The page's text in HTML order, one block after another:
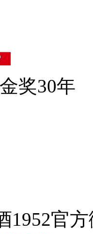
奖30年
1952官